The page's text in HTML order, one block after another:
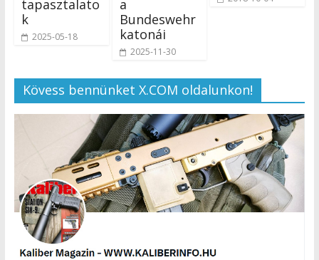
tapasztalato
k
2025-05-18
a
Bundeswehr
katonái
2025-11-30
Kövess bennünket X.COM oldalunkon!